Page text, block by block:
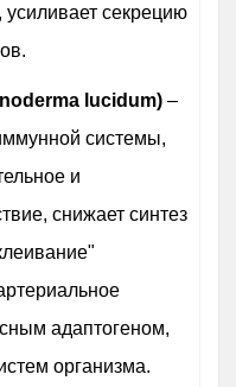
секрецию
lucidum) –
системы,
и
снижает синтез
адаптогеном,
организма.